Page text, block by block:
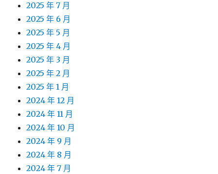
2025 年 7 月
2025 年 6 月
2025 年 5 月
2025 年 4 月
2025 年 3 月
2025 年 2 月
2025 年 1 月
2024 年 12 月
2024 年 11 月
2024 年 10 月
2024 年 9 月
2024 年 8 月
2024 年 7 月